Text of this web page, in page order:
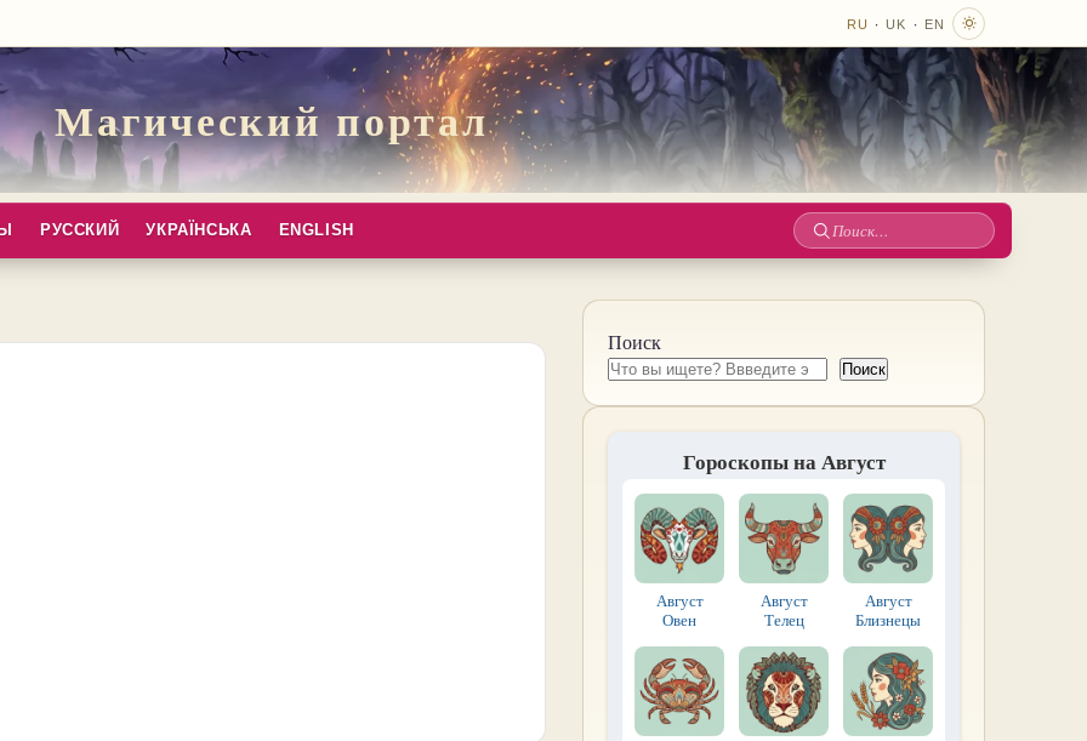
RU · UK · EN
Магический портал
РУССКИЙ УКРАЇНСЬКА ENGLISH
Поиск
Поиск
Поиск
Гороскопы на Август
Август
Овен
Август
Телец
Август
Близнецы